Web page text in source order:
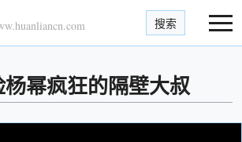
搜索
幂疯狂的隔壁大叔